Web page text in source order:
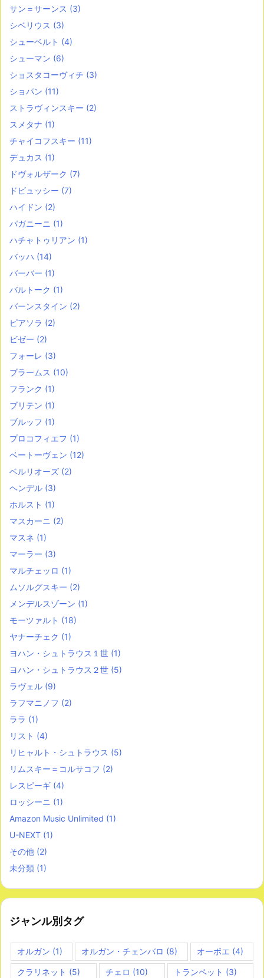
サン＝サーンス (3)
シベリウス (3)
シューベルト (4)
シューマン (6)
ショスタコーヴィチ (3)
ショパン (11)
ストラヴィンスキー (2)
スメタナ (1)
チャイコフスキー (11)
デュカス (1)
ドヴォルザーク (7)
ドビュッシー (7)
ハイドン (2)
パガニーニ (1)
ハチャトゥリアン (1)
バッハ (14)
バーバー (1)
バルトーク (1)
バーンスタイン (2)
ピアソラ (2)
ビゼー (2)
フォーレ (3)
ブラームス (10)
フランク (1)
ブリテン (1)
ブルッフ (1)
プロコフィエフ (1)
ベートーヴェン (12)
ベルリオーズ (2)
ヘンデル (3)
ホルスト (1)
マスカーニ (2)
マスネ (1)
マーラー (3)
マルチェッロ (1)
ムソルグスキー (2)
メンデルスゾーン (1)
モーツァルト (18)
ヤナーチェク (1)
ヨハン・シュトラウス１世 (1)
ヨハン・シュトラウス２世 (5)
ラヴェル (9)
ラフマニノフ (2)
ララ (1)
リスト (4)
リヒャルト・シュトラウス (5)
リムスキー＝コルサコフ (2)
レスピーギ (4)
ロッシーニ (1)
Amazon Music Unlimited (1)
U-NEXT (1)
その他 (2)
未分類 (1)
ジャンル別タグ
オルガン (1) オルガン・チェンバロ (8) オーボエ (4)
クラリネット (5) チェロ (10) トランペット (3)